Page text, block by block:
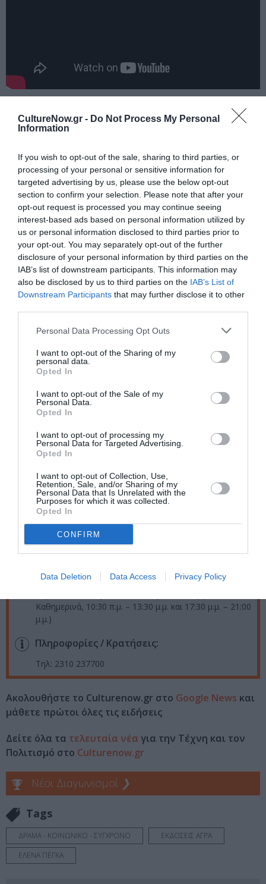
CultureNow.gr - Do Not Process My Personal
Information
If you wish to opt-out of the sale, sharing to third parties, or
processing of your personal or sensitive information for
targeted advertising by us, please use the below opt-out
section to confirm your selection. Please note that after your
opt-out request is processed you may continue seeing
interest-based ads based on personal information utilized by
us or personal information disclosed to third parties prior to
your opt-out. You may separately opt-out of the further
disclosure of your personal information by third parties on the
IAB’s list of downstream participants. This information may
also be disclosed by us to third parties on the IAB’s List of
Downstream Participants that may further disclose it to other
Personal Data Processing Opt Outs
I want to opt-out of the Sharing of my
personal data.
Opted In
I want to opt-out of the Sale of my
Personal Data.
Opted In
I want to opt-out of processing my
Personal Data for Targeted Advertising.
Opted In
I want to opt-out of Collection, Use,
Retention, Sale, and/or Sharing of my
Personal Data that Is Unrelated with the
Purposes for which it was collected.
Opted In
CONFIRM
Data Deletion Data Access Privacy Policy
Μετάφραση:Βασίλης Παπαγεωργίου
Σκηνικά/Κοστούμια:Valentino Marengo
Φωτισμοί:Κατερίνα Μαραγκουδάκη
Μουσική Επιμέλεια:Ελενα Πέγκα
Πρωτότυπη Μουσική:Ορέστης Τάνης
Επιμέλεια Κίνησης:Ίρις Νικολάου
Βοηθός Σκηνοθέτη:Λήδα Μανουσάκη
Φωτογραφίες:Τάσος Βρεττός
Παραγωγή: Ρούλα Νικολάου
Παίζουν με αλφαβητική σειρά:Γιώργος Βουβάκης,
Ορέστης Καρύδας, Κατερίνα Μισιχρόνη, Αλεξάνδρα
Ταβουλάρη
Διάρκεια παράστασης: 70′
Ταυτότητα Εκδήλωσης
Ημερομηνία:
Από: 30/03/2017
Πέμπτη, Παρασκευή , Σάββατο , Κυριακή στις 21:00
Τοποθεσία:
Θέατρο Αυλαία, Πλατεία Χανθ (πλευρά Τσιμισκή),
Θεσσαλονίκη
Eισιτήρια:
Γενική είσοδος 12€, Μειωμένο 10€
Προπώληση:
Καθημερινά, 10:30 π.μ. – 13:30 μ.μ. και 17:30 μ.μ. – 21:00
μ.μ.)
Πληροφορίες / Κρατήσεις:
Τηλ: 2310 237700
Ακολουθήστε το Culturenow.gr στο Google News και
μάθετε πρώτοι όλες τις ειδήσεις
Δείτε όλα τα τελευταία νέα για την Τέχνη και τον
Πολιτισμό στο Culturenow.gr
Νέοι Διαγωνισμοί ❯
Tags
ΔΡΑΜΑ - ΚΟΙΝΩΝΙΚΟ - ΣΥΓΧΡΟΝΟ
ΕΚΔΟΣΕΙΣ ΑΓΡΑ
ΕΛΕΝΑ ΠΕΓΚΑ